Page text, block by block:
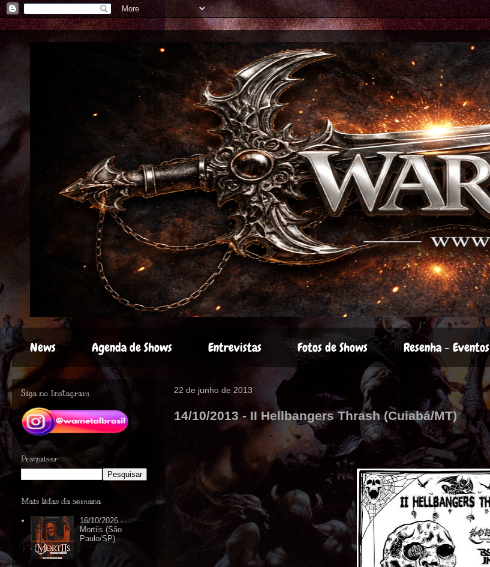
News Agenda de Shows Entrevistas Fotos de Shows Resenha - Eventos
22 de junho de 2013
14/10/2013 - II Hellbangers Thrash (Cuiabá/MT)
Siga no Instagram
Pesquisar
Mais lidas da semana
16/10/2026 -
Mortiis (São
Paulo/SP)